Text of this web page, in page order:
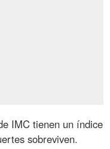
IMC tienen un índice
sobreviven.